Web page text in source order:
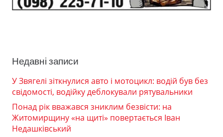
Недавні записи
У Звягелі зіткнулися авто і мотоцикл: водій був без
свідомості, водійку деблокували рятувальники
Понад рік вважався зниклим безвісти: на
Житомирщину «на щиті» повертається Іван
Недашківський